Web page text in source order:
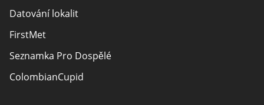
Datování lokalit
FirstMet
Seznamka Pro Dospělé
ColombianCupid